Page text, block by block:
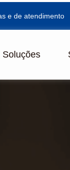
e de atendimento
Soluções